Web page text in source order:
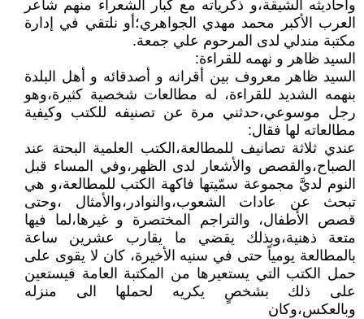
وأحاديثه الشيقة،و ذكرياته مع كبار الشعراء منهم شاعر
العرب الأكبر محمد مهدي الجواهري؛أو نلتقي في إدارة
مكتبة مندلي لدى المرحوم علي جمعة.
السيد ظاهر و نهمه للقراءة:
السيد ظاهر معروف بين أقرانه و أصدقائه و أهل البلدة
بنهمه الشديد للقراءة، له مطالعات شخصية كثيرة،وهو
رجل موسوعي،حدثني مرة عن تصنيفه للكتب وكيفية
مطالعاته لها فقال:
عندي ثلاثة تصانيف للمطالعة،الكتب العلمية البحتة عند
الصباح،والقصص والأشعار لدى الظهر،وفي المساء قبل
النوم لديَّ مجموعة سمّيتها فاكهة الكتب للمطالعة،و هي
تبحث عن عادات الشعوب،والنوادر،والأمثال ،وحتى
قصص الأطفال، والتراجم المختصرة و غيرها،لما فيها
متعة ذهنية،وبذلك يقضي ما يقارب عشرين ساعة
بالمطالعة يومياً حتى في سنيه الأخيرة، كان لا يقوى على
حمل الكتب التي يستعيرها من المكتبة العامة فيستعين
على ذلك بشخصٍ يكريه لحملها الى منزله
وبالعكس،وكان